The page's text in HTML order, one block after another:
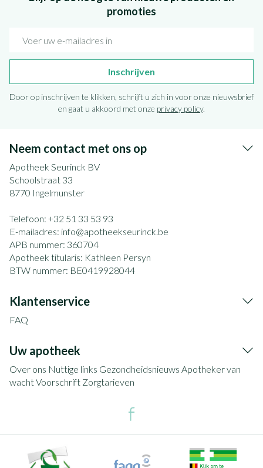
promoties
Inschrijven
Door op inschrijven te klikken, schrijft u zich in voor onze nieuwsbrief
en gaat u akkoord met onze privacy policy.
Neem contact met ons op
Apotheek Seurinck BV
Schoolstraat 33
8770 Ingelmunster
Telefoon: +32 51 33 53 93
E-mailadres: info@apotheekseurinck.be
APB nummer: 360704
Apotheek titularis: Kathleen Persyn
BTW nummer: BE0419928044
Klantenservice
FAQ
Uw apotheek
Over ons Nuttige links Gezondheidsnieuws Apotheker van
wachtVoorschrift Zorgtarieven